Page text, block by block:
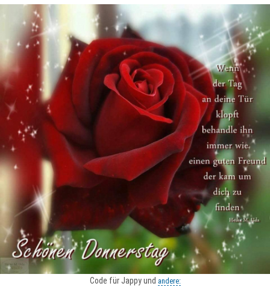
Code für Jappy und andere: